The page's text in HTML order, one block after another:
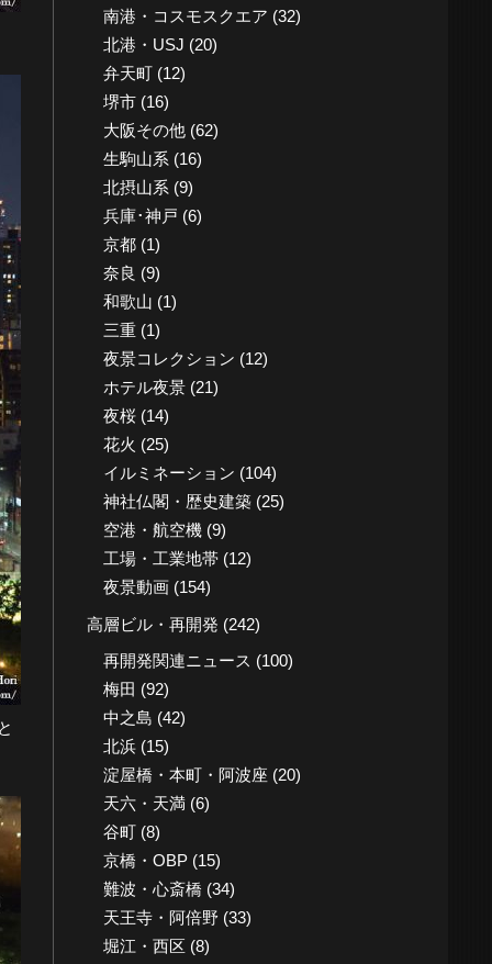
南港・コスモスクエア (32)
北港・USJ (20)
弁天町(12)
堺市(16)
大阪その他(62)
生駒山系 (16)
北摂山系 (9)
兵庫･神戸 (6)
京都(1)
奈良 (9)
和歌山 (1)
三重(1)
夜景コレクション (12)
ホテル夜景(21)
夜桜(14)
花火 (25)
イルミネーション (104)
神社仏閣・歴史建築(25)
空港・航空機(9)
工場・工業地帯(12)
夜景動画(154)
高層ビル・再開発 (242)
再開発関連ニュース (100)
梅田 (92)
中之島 (42)
北浜(15)
淀屋橋・本町・阿波座 (20)
天六・天満(6)
谷町(8)
京橋・OBP(15)
難波・心斎橋(34)
天王寺・阿倍野(33)
堀江・西区 (8)